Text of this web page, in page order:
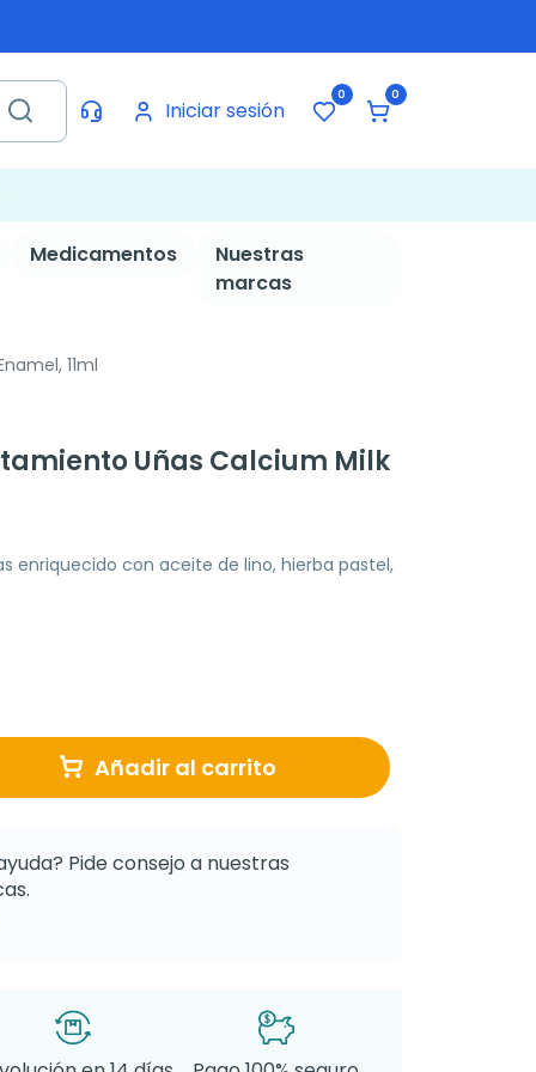
Iniciar sesión
0 0
Medicamentos
Nuestras
marcas
11ml
Uñas Calcium Milk
enriquecido con aceite de lino, hierba pastel,
Añadir al carrito
Pide consejo a nuestras